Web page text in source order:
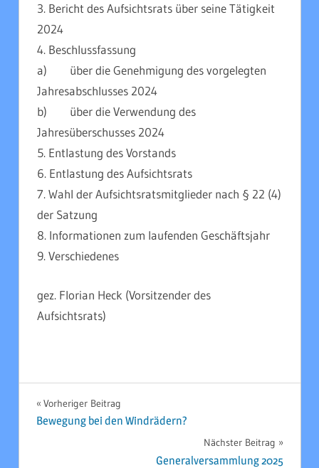
3. Bericht des Aufsichtsrats über seine Tätigkeit
2024
4. Beschlussfassung
a) über die Genehmigung des vorgelegten
Jahresabschlusses 2024
b) über die Verwendung des
Jahresüberschusses 2024
5. Entlastung des Vorstands
6. Entlastung des Aufsichtsrats
7. Wahl der Aufsichtsratsmitglieder nach § 22 (4)
der Satzung
8. Informationen zum laufenden Geschäftsjahr
9. Verschiedenes
gez. Florian Heck (Vorsitzender des
Aufsichtsrats)
UNCATEGORIZED
Beitragsnavigation
Vorheriger Beitrag
Bewegung bei den Windrädern?
Nächster Beitrag
Generalversammlung 2025